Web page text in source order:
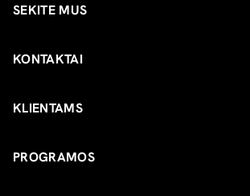
SEKITE MUS
KONTAKTAI
KLIENTAMS
PROGRAMOS